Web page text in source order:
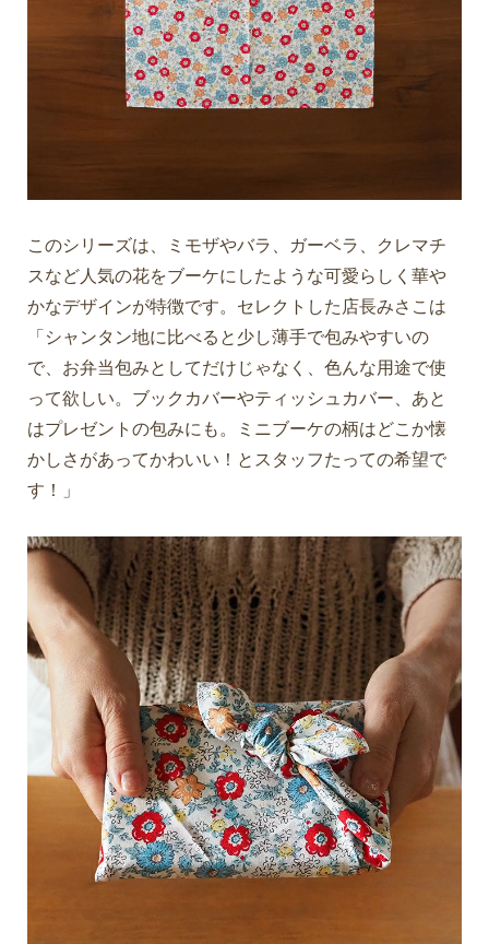
このシリーズは、ミモザやバラ、ガーベラ、クレマチ
スなど人気の花をブーケにしたような可愛らしく華や
かなデザインが特徴です。セレクトした店長みさこは
「シャンタン地に比べると少し薄手で包みやすいの
で、お弁当包みとしてだけじゃなく、色んな用途で使
って欲しい。ブックカバーやティッシュカバー、あと
はプレゼントの包みにも。ミニブーケの柄はどこか懐
かしさがあってかわいい！とスタッフたっての希望で
す！」